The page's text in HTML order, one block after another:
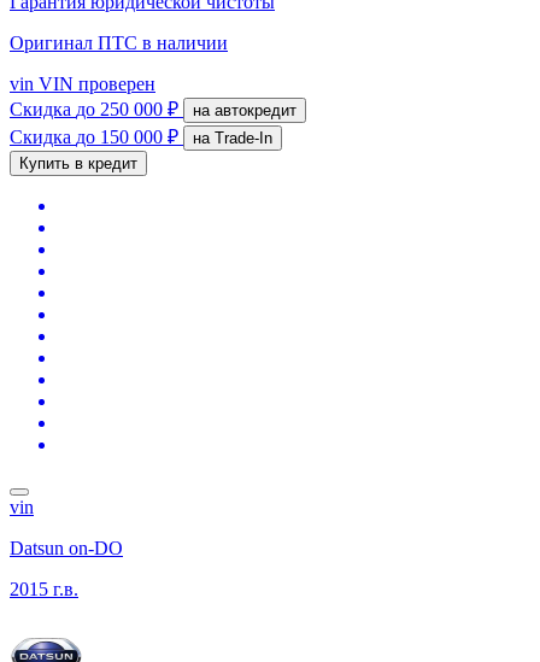
Оригинал ПТС в наличии
vin VIN проверен
Скидка до 250 000 ₽ на автокредит
Скидка до 150 000 ₽
на Trade-In
Купить в кредит
vin
Datsun on-DO
2015 г.в.